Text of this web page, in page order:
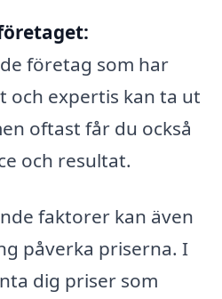
företag som har
och expertis kan ta ut
oftast får du också
och resultat.
faktorer kan även
påverka priserna. I
dig priser som